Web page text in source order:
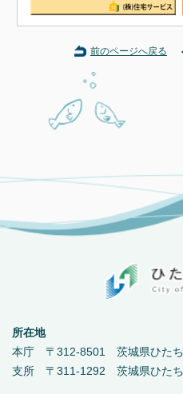
前のページへ戻る
所在地
本庁 〒312-8501 茨城県ひたち
支所 〒311-1292 茨城県ひたち